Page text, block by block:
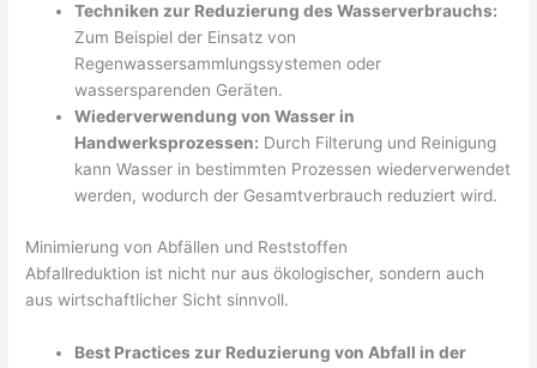
Techniken zur Reduzierung des Wasserverbrauchs:
Zum Beispiel der Einsatz von
Regenwassersammlungssystemen oder
wassersparenden Geräten.
Wiederverwendung von Wasser in
Handwerksprozessen: Durch Filterung und Reinigung
kann Wasser in bestimmten Prozessen wiederverwendet
werden, wodurch der Gesamtverbrauch reduziert wird.
Minimierung von Abfällen und Reststoffen
Abfallreduktion ist nicht nur aus ökologischer, sondern auch
aus wirtschaftlicher Sicht sinnvoll.
Best Practices zur Reduzierung von Abfall in der